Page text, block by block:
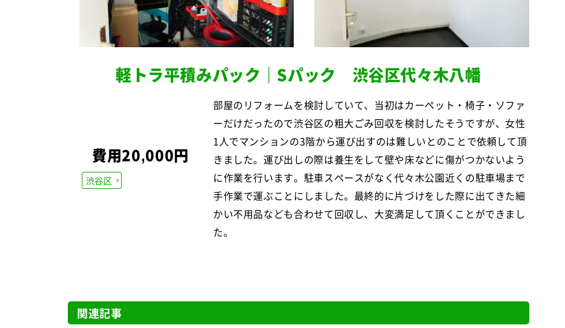
軽トラ平積みパック｜Sパック 渋谷区代々木八幡
費用20,000円
渋谷区
部屋のリフォームを検討していて、当初はカーペット・椅子・ソファ
ーだけだったので渋谷区の粗大ごみ回収を検討したそうですが、女性
1人でマンションの3階から運び出すのは難しいとのことで依頼して頂
きました。運び出しの際は養生をして壁や床などに傷がつかないよう
に作業を行います。駐車スペースがなく代々木公園近くの駐車場まで
手作業で運ぶことにしました。最終的に片づけをした際に出てきた細
かい不用品なども合わせて回収し、大変満足して頂くことができまし
た。
関連記事